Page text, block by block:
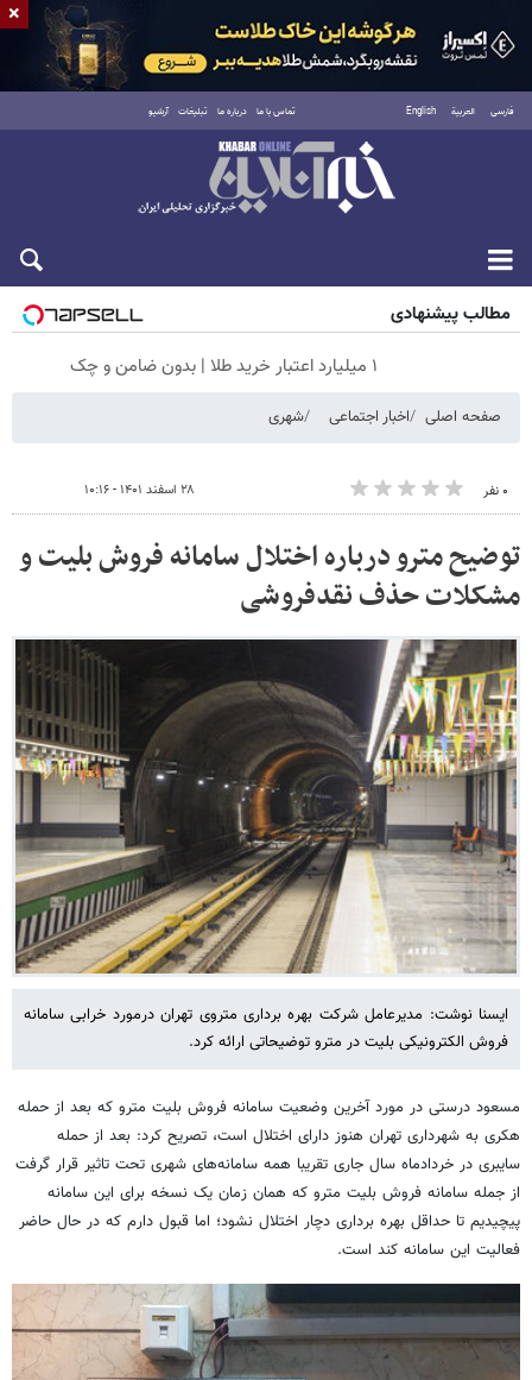
فارسی العربية English تماس با ما درباره ما تبلیغات آرشیو
جمعه ۱۶ مرداد ۱۴۰۵
مطالب پیشنهادی
۱ میلیارد اعتبار خرید طلا | بدون ضامن و چک
صفحه اصلی اخبار اجتماعی شهری
۰ نفر ۲۸ اسفند ۱۴۰۱ - ۱۰:۱۶
توضیح مترو درباره اختلال سامانه فروش بلیت و
مشکلات حذف نقدفروشی
ایسنا نوشت: مدیرعامل شرکت بهره برداری متروی تهران درمورد خرابی سامانه
فروش الکترونیکی بلیت در مترو توضیحاتی ارائه کرد.
مسعود درستی در مورد آخرین وضعیت سامانه فروش بلیت مترو که بعد از حمله
هکری به شهرداری تهران هنوز دارای اختلال است، تصریح کرد: بعد از حمله
سایبری در خردادماه سال جاری تقریبا همه سامانه‌های شهری تحت تاثیر قرار گرفت
از جمله سامانه فروش بلیت مترو که همان زمان یک نسخه برای این سامانه
پیچیدیم تا حداقل بهره‌ برداری دچار اختلال نشود؛ اما قبول دارم که در حال حاضر
فعالیت این سامانه کند است.
×